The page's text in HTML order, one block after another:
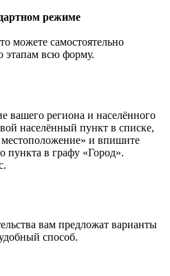
режиме
можете самостоятельно
этапам всю форму.
вашего региона и населённого
населённый пункт в списке,
и впишите
пункта в графу «Город».
вам предложат варианты
способ.